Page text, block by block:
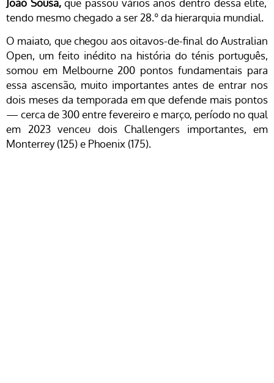
tendo mesmo chegado a ser 28.º da hierarquia mundial.
O maiato, que chegou aos oitavos-de-final do Australian
Open, um feito inédito na história do ténis português,
somou em Melbourne 200 pontos fundamentais para
essa ascensão, muito importantes antes de entrar nos
dois meses da temporada em que defende mais pontos
— cerca de 300 entre fevereiro e março, período no qual
em 2023 venceu dois Challengers importantes, em
Monterrey (125) e Phoenix (175).